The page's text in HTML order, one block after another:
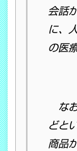
会話
に、
の医
なお
どと
商品